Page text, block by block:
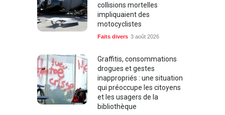
collisions mortelles
impliquaient des
motocyclistes
Faits divers 3 août 2026
Graffitis, consommations
drogues et gestes
inappropriés : une situation
qui préoccupe les citoyens
et les usagers de la
bibliothèque